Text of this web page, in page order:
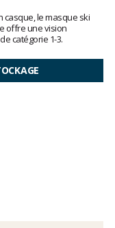
le masque ski
offre une vision
catégorie 1-3.